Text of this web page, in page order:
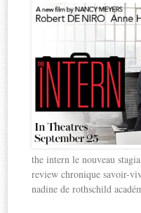
the intern le nouveau
review chronique savoir-
nadine de rothschild